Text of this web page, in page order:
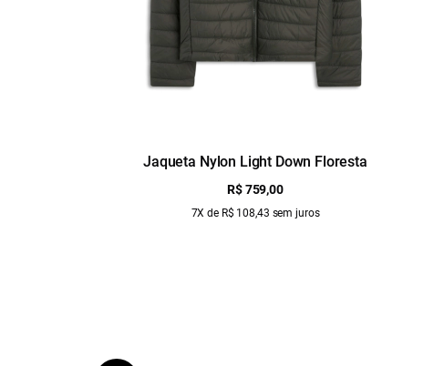
Jaqueta Nylon Light Down Floresta
R$ 759,00
7X de R$ 108,43 sem juros